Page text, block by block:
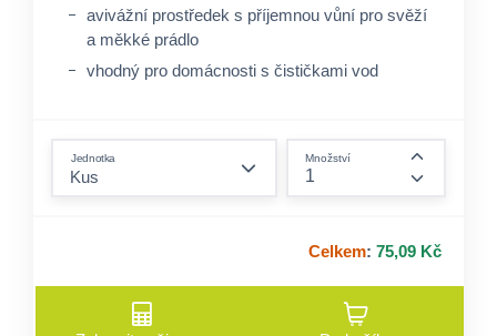
avivážní prostředek s příjemnou vůní pro svěží
a měkké prádlo
vhodný pro domácnosti s čističkami vod
Jednotka Množství
Celkem: 75,09 Kč